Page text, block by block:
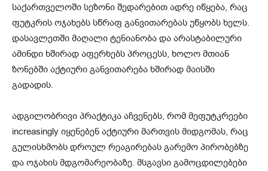
საქართველოში სეზონი შედარებით ადრე იწყება, რაც
ფუტკრის ოჯახებს სწრაფ განვითარებას უწყობს ხელს.
დასავლეთში მაღალი ტენიანობა და არასტაბილური
ამინდი ხშირად აფერხებს პროცესს, ხოლო მთიან
ზონებში აქტიური განვითარება ხშირად მაისში
გადადის.
ადგილობრივი პრაქტიკა აჩვენებს, რომ მეფუტკრეები
increasingly იყენებენ აქტიური მართვის მიდგომას, რაც
გულისხმობს დროულ რეაგირებას გარემო პირობებზე
და ოჯახის მდგომარეობაზე. მსგავსი გამოცდილებები